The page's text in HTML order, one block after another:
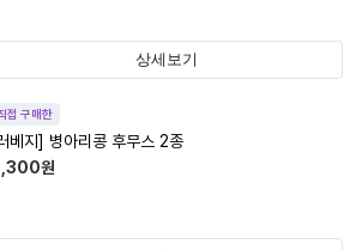
상세보기
접 구매한
베지] 병아리콩 후무스 2종
원